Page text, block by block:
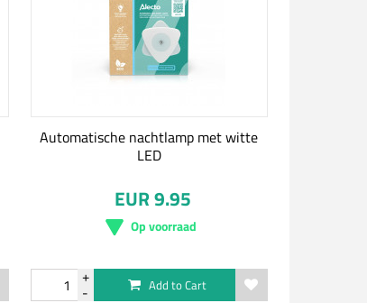
Automatische nachtlamp met witte
LED
EUR 9.95
Op voorraad
Add to Cart